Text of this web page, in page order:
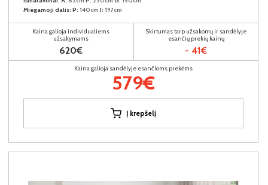
Miegamoji dalis: P: 140cm I: 197cm
Kaina galioja individualiems
užsakymams
620€
Skirtumas tarp užsakomų ir sandėlyje
esančių prekių kainų
- 41€
Kaina galioja sandėlyje esančioms prekėms
579€
Į krepšelį